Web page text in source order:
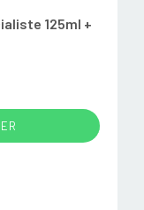
125ml +